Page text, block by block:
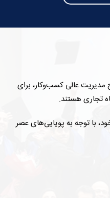
مدیریت عالی کسب‌وکار، برای
تجاری هستند.
با توجه به پویایی‌های عصر